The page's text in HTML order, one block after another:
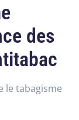
des
le tabagisme